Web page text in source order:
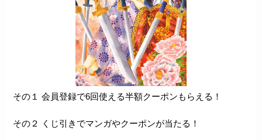
その１ 会員登録で6回使える半額クーポンもらえる！
その２ くじ引きでマンガやクーポンが当たる！